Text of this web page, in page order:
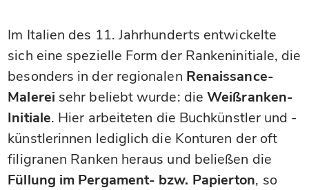
Im Italien des 11. Jahrhunderts entwickelte
sich eine spezielle Form der Rankeninitiale, die
besonders in der regionalen Renaissance-
Malerei sehr beliebt wurde: dieWeißranken-
Initiale. Hier arbeiteten die Buchkünstler und -
künstlerinnen lediglich die Konturen der oft
filigranen Ranken heraus und beließen die
Füllung im Pergament- bzw. Papierton, so